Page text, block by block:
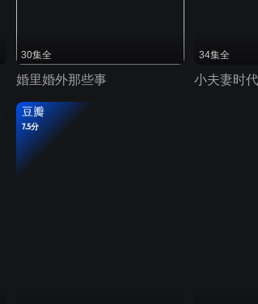
30集全
婚里婚外那些事
34集全
小夫妻时代
豆瓣
7.5分